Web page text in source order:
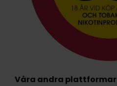
Våra andra plattformar